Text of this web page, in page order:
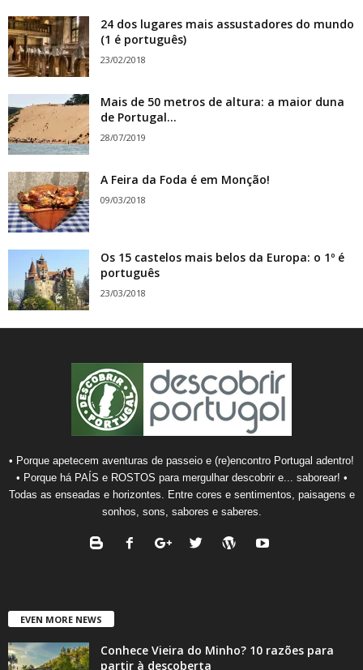
24 dos lugares mais assustadores do mundo
(1 é português)
23/02/2018
Mais de 50 metros de altura: a maior duna
de Portugal...
28/07/2019
A Feira da Foda é em Monção!
09/03/2018
Os 15 castelos mais belos da Europa: o 1º é
português
23/03/2018
• Porque apetecem aventuras de passeio e (re)encontro Portugal adentro!
• Porque há PAÍS e ROSTOS para mergulhar descobrir e... saborear! •
Todas as enseadas e horizontes. Entre cores e sentimentos, paisagens e
sonhos, sons, sabores e saberes.
EVEN MORE NEWS
Conhece Vieira do Minho? 10 razões para
partir à descoberta